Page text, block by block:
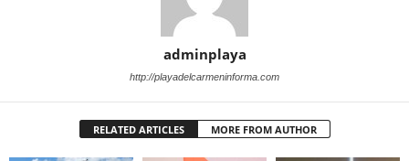
adminplaya
http://playadelcarmeninforma.com
RELATED ARTICLES MORE FROM AUTHOR